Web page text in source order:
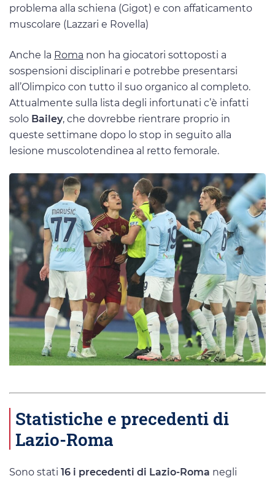
problema alla schiena (Gigot) e con affaticamento
muscolare (Lazzari e Rovella)
Anche la Roma non ha giocatori sottoposti a
sospensioni disciplinari e potrebbe presentarsi
all’Olimpico con tutto il suo organico al completo.
Attualmente sulla lista degli infortunati c’è infatti
solo Bailey, che dovrebbe rientrare proprio in
queste settimane dopo lo stop in seguito alla
lesione muscolotendinea al retto femorale.
Statistiche e precedenti di
Lazio-Roma
Sono stati 16 i precedenti di Lazio-Roma negli